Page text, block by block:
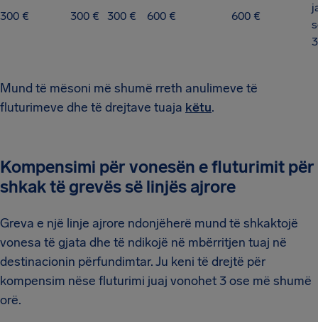
300 € 300 € 300 € 600 € 600 €
Mund të mësoni më shumë rreth anulimeve të
fluturimeve dhe të drejtave tuaja këtu.
Kompensimi për vonesën e fluturimit për
shkak të grevës së linjës ajrore
Greva e një linje ajrore ndonjëherë mund të shkaktojë
vonesa të gjata dhe të ndikojë në mbërritjen tuaj në
destinacionin përfundimtar. Ju keni të drejtë për
kompensim nëse fluturimi juaj vonohet 3 ose më shumë
orë.